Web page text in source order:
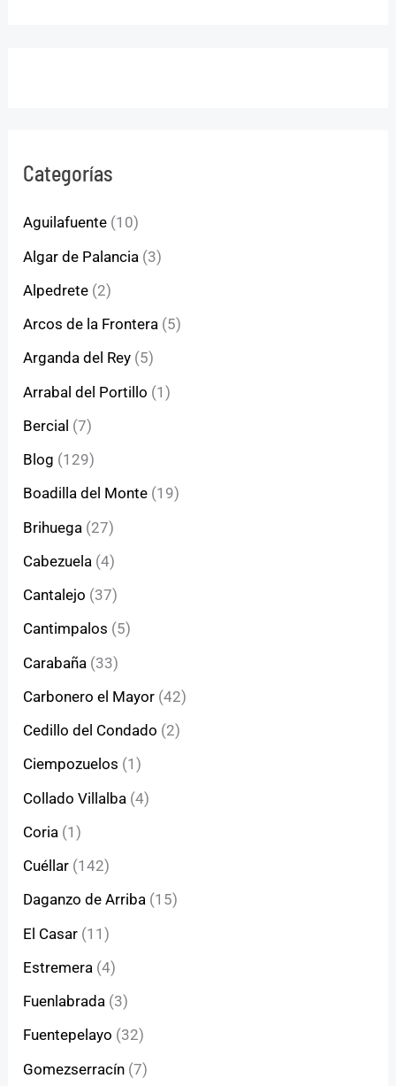
Categorías
Aguilafuente (10)
Algar de Palancia (3)
Alpedrete (2)
Arcos de la Frontera (5)
Arganda del Rey (5)
Arrabal del Portillo (1)
Bercial (7)
Blog (129)
Boadilla del Monte (19)
Brihuega (27)
Cabezuela (4)
Cantalejo (37)
Cantimpalos (5)
Carabaña (33)
Carbonero el Mayor (42)
Cedillo del Condado (2)
Ciempozuelos (1)
Collado Villalba (4)
Coria (1)
Cuéllar (142)
Daganzo de Arriba (15)
El Casar (11)
Estremera (4)
Fuenlabrada (3)
Fuentepelayo (32)
Gomezserracín (7)